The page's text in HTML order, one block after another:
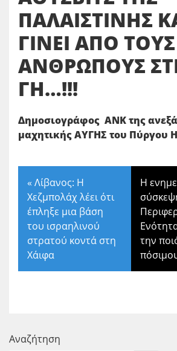
ΠΑΛΑΙΣΤΙΝΗΣ
ΓΙΝΕΙ ΑΠΟ ΤΟΥΣ
ΑΝΘΡΩΠΟΥΣ
ΓΗ…!!!
Δημοσιογράφος ΑΝΚ της
μαχητικής ΑΥΓΗΣ του Πύργου
« Λίβανος: Η
Χεζμπολάχ λέει ότι
έπληξε μια βάση
του ισραηλινού
στρατού κοντά στη
Χάιφα
Η
την
Αναζήτηση